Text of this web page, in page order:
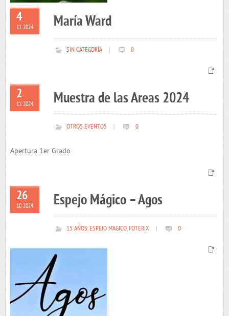
4
11 2024 María Ward
SIN CATEGORÍA 0
2
11 2024 Muestra de las Areas 2024
OTROS EVENTOS 0
Apertura 1er Grado
26
10 2024 Espejo Mágico – Agos
15 AÑOS,ESPEJO MAGICO,FOTERIX 0